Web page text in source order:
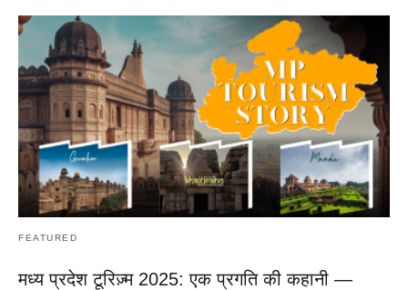
FEATURED
मध्य प्रदेश टूरिज़्म 2025: एक प्रगति की कहानी —